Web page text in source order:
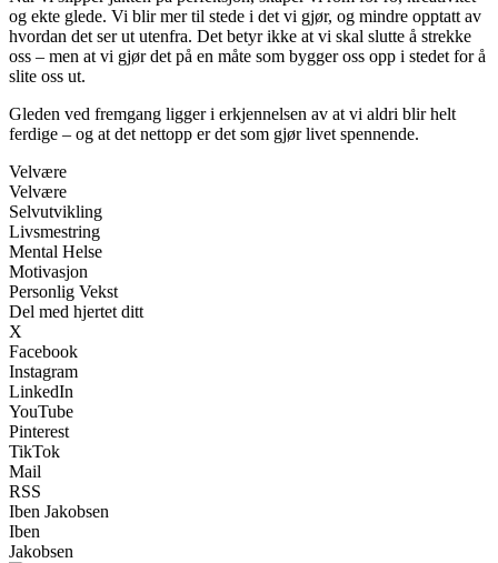
og ekte glede. Vi blir mer til stede i det vi gjør, og mindre opptatt av
hvordan det ser ut utenfra. Det betyr ikke at vi skal slutte å strekke
oss – men at vi gjør det på en måte som bygger oss opp i stedet for å
slite oss ut.
Gleden ved fremgang ligger i erkjennelsen av at vi aldri blir helt
ferdige – og at det nettopp er det som gjør livet spennende.
Velvære
Velvære
Selvutvikling
Livsmestring
Mental Helse
Motivasjon
Personlig Vekst
Del med hjertet ditt
X
Facebook
Instagram
LinkedIn
YouTube
Pinterest
TikTok
Mail
RSS
Iben Jakobsen
Iben
Jakobsen